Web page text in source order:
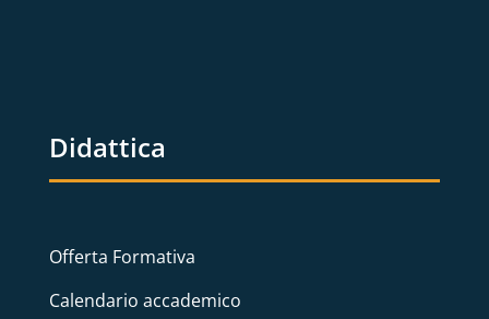
Didattica
Offerta Formativa
Calendario accademico